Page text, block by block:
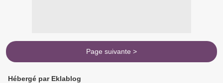
Page suivante >
Hébergé par Eklablog